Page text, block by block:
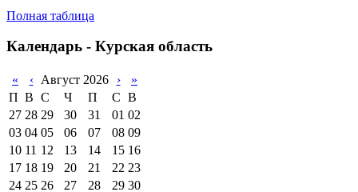
Полная таблица
Календарь - Курская область
« ‹ Август 2026 ›
»
П В С Ч П С В
27 28 29 30 31 01 02
03 04 05 06 07 08 09
10 11 12 13 14 15 16
17 18 19 20 21 22 23
24 25 26 27 28 29 30